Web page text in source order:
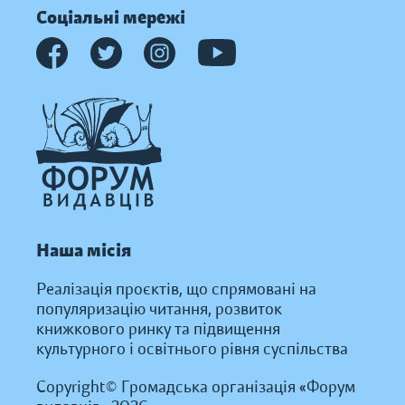
Соціальні мережі
Наша місія
Реалізація проєктів, що спрямовані на
популяризацію читання, розвиток
книжкового ринку та підвищення
культурного і освітнього рівня суспільства
Copyright© Громадська організація «Форум